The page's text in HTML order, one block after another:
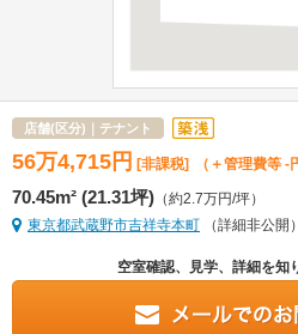
店舗(区分)｜テナント
56万4,715 円 [非課税] （＋管理費等 -
70.45m² (21.31坪) （約2.7万円/坪）
東京都武蔵野市吉祥寺本町 （詳細非公開）
空室確認、見学、詳細を知